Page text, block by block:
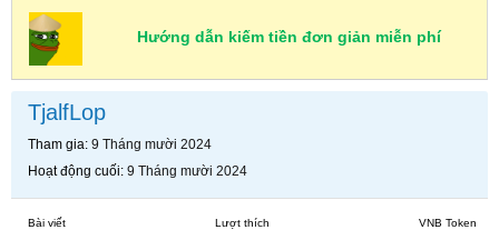
Hướng dẫn kiếm tiền đơn giản miễn phí
TjalfLop
Tham gia 9 Tháng mười 2024
Hoạt động cuối 9 Tháng mười 2024
Bài viết Lượt thích VNB Token